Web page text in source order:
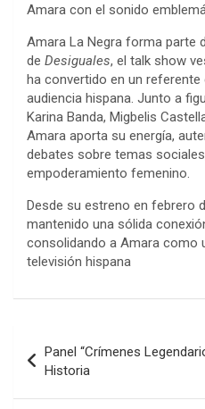
Amara con el sonido
Amara La Negra forma parte
de Desiguales, el talk show
ha convertido en un
audiencia hispana. Junto a
Karina Banda, Migbelis
Amara aporta su energía,
debates sobre temas
empoderamiento femenino.
Desde su estreno en febrero
mantenido una sólida
consolidando a Amara como
televisión hispana
de
entradas
Panel “Crímenes
Historia